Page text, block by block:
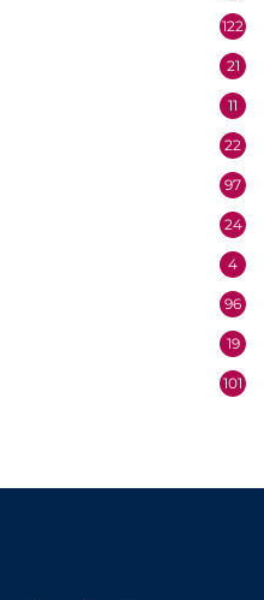
122
21
11
22
97
24
4
96
19
101